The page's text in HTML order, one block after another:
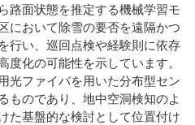
路面状態を推定する機械学習モ
において除雪の要否を遠隔かつ
行い、巡回点検や経験則に依存
度化の可能性を示しています。
光ファイバを用いた分布型セン
ものであり、地中空洞検知のよ
た基盤的な検討として位置付け